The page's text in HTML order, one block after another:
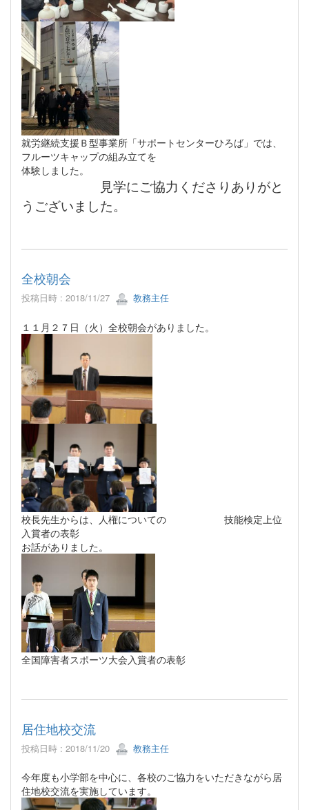
就労継続支援Ｂ型事業所「サポートセンターひろば」では、
フルーツキャップの組み立てを
体験しました。
見学にご協力くださりありがと
うございました。
全校朝会
投稿日時 : 2018/11/27 教務主任
１１月２７日（火）全校朝会がありました。
校長先生からは、人権についての 技能検定上位
入賞者の表彰
お話がありました。
全国障害者スポーツ大会入賞者の表彰
居住地校交流
投稿日時 : 2018/11/20 教務主任
今年度も小学部を中心に、各校のご協力をいただきながら居
住地校交流を実施しています。